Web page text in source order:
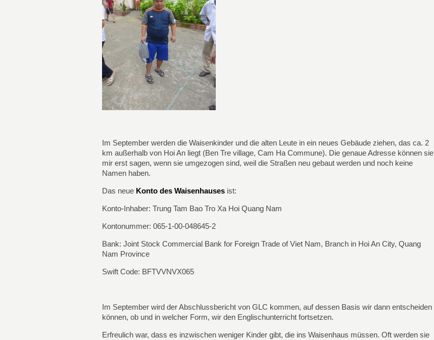
Im September werden die Waisenkinder und die alten Leute in ein neues Gebäude ziehen, das ca. 2
km außerhalb von Hoi An liegt (Ben Tre village, Cam Ha Commune). Die genaue Adresse können sie
mir erst sagen, wenn sie umgezogen sind, weil die Straßen neu gebaut werden und noch keine
Namen haben.
Das neue Konto des Waisenhauses ist:
Konto-Inhaber: Trung Tam Bao Tro Xa Hoi Quang Nam
Kontonummer: 065-1-00-048645-2
Bank: Joint Stock Commercial Bank for Foreign Trade of Viet Nam, Branch in Hoi An City, Quang
Nam Province
Swift Code: BFTVVNVX065
Im September wird der Abschlussbericht von GLC kommen, auf dessen Basis wir dann entscheiden
können, ob und in welcher Form, wir den Englischunterricht fortsetzen.
Erfreulich war, dass es inzwischen weniger Kinder gibt, die ins Waisenhaus müssen. Oft werden sie